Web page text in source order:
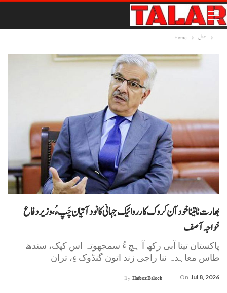
Home حوال
بھارت نا تینا خود آن کروک کارروائیک جہانی کانود آتیان چَپ ء ُ،وزیر دفاع
خواجہ آصف
پاکستان تینا آبی رکھ آ ہچ ءُ سمجھوتہ اس کپک، سندھ
طاس معاہدہ ننا راجی زند اتون گنڈوک ءِ، تران
By Hafeez Baloch On Jul 8, 2026